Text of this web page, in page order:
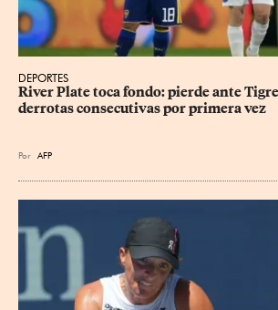
DEPORTES
River Plate toca fondo: pierde ante
derrotas consecutivas por primera vez
Por AFP